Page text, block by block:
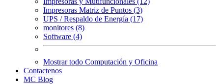
Impresoras Matriz de Puntos (3)
UPS / Respaldo de Energía (17)
monitores (8)
Software (4)
Mostrar todo Computación y Oficina
Contactenos
MC Blog